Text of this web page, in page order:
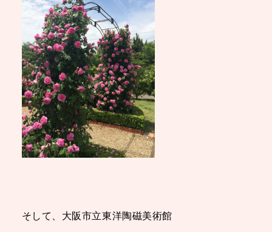
そして、大阪市立東洋陶磁美術館